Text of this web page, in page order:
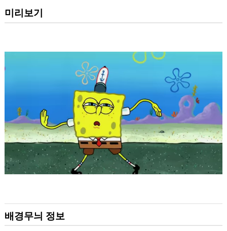
미리보기
배경무늬 정보